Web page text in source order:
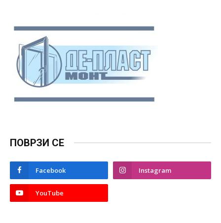
ПОВРЗИ СЕ
Facebook Instagram
YouTube